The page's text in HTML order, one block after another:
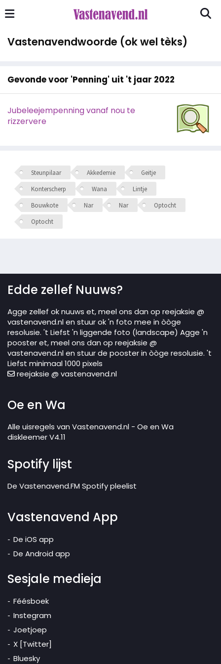
Vastenavendwoorde (ok wel tèks)
Gevonde voor 'Penning' uit 't jaar 2022
Jubeleejempenning vanaf nou te
rizzervere
Steunpilaar Akkedemie
Geitje
Konterscherp
Wana
Lintje
Bouwkote
Nar Nar
Optocht
Optocht
Edde zellef Nuuws?
Agge zellef ok nuuws et, meel ons dan op reejaksie @
vastenavend.nl en stuur ok 'n foto mee in òòge
resolusie. 't Liefst 'n liggende foto (landscape) Agge 'n
pooster et, meel ons dan op reejaksie @
vastenavend.nl en stuur de pooster in òòge resolusie. 't
Liefst minimaal 1000 pixels
reejaksie @ vastenavend.nl
Oe en Wa
Alle uisregels van Vastenavend.nl - Oe en Wa
diskleemer V4.11
Spotify lijst
De Vastenavend.FM Spotify pleelist
Vastenavend App
De iOS app
De Android app
Sesjale medieja
Féésboek
Instegram
Joetjoep
X [Twitter]
Bluesky